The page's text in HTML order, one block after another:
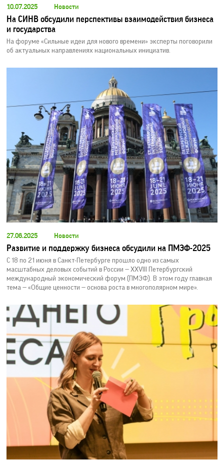
10.07.2025 Новости
На СИНВ обсудили перспективы взаимодействия бизнеса
и государства
На форуме «Сильные идеи для нового времени» эксперты поговорили
об актуальных направлениях национальных инициатив.
27.06.2025 Новости
Развитие и поддержку бизнеса обсудили на ПМЭФ-2025
С 18 по 21 июня в Санкт-Петербурге прошло одно из самых
масштабных деловых событий в России — XXVIII Петербургский
международный экономический форум (ПМЭФ). В этом году главная
тема — «Общие ценности — основа роста в многополярном мире».